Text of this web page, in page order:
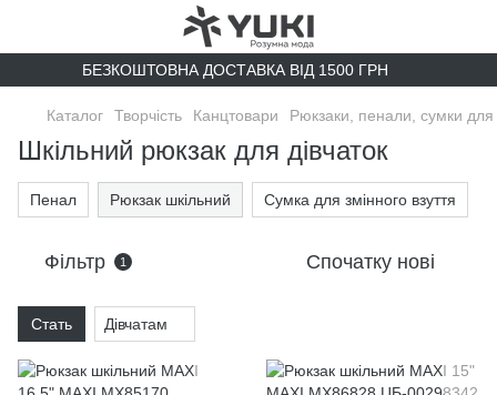
БЕЗКОШТОВНА ДОСТАВКА ВІД 1500 ГРН
Каталог Творчість Канцтовари Рюкзаки, пенали, сумки для
Шкільний рюкзак для дівчаток
Пенал Рюкзак шкільний Сумка для змінного взуття
Фільтр 1 Спочатку нові
Стать Дівчатам